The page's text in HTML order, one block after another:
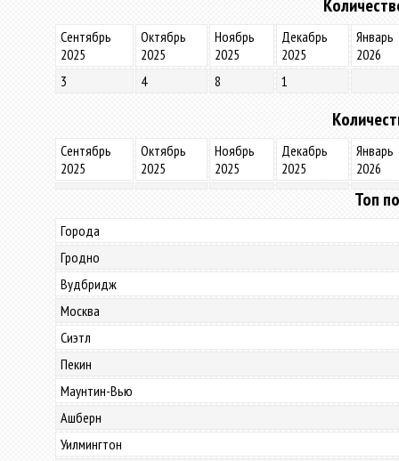
Сентябрь
2025
Октябрь
2025
Ноябрь
2025
Декабрь
2025
Январь
2026
3
4 8 1
Сентябрь
2025
Октябрь
2025
Ноябрь
2025
Декабрь
2025
Январь
2026
Топ
Города
Гродно
Вудбридж
Москва
Сиэтл
Пекин
Маунтин-Вью
Ашберн
Уилмингтон